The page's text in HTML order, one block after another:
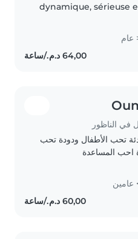
dynamique, sérieuse
domicile. Je parle
le tamazight,
français.
عام
في الناظور
تحب الأطفال ودودة تحب
احب المساعدة
عامين